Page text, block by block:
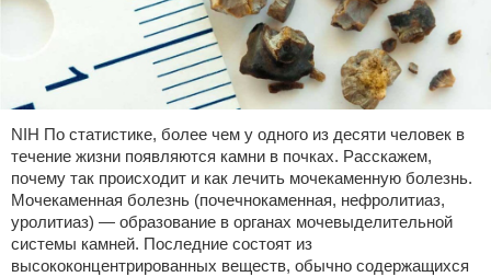
NIH По статистике, более чем у одного из десяти человек в
течение жизни появляются камни в почках. Расскажем,
почему так происходит и как лечить мочекаменную болезнь.
Мочекаменная болезнь (почечнокаменная, нефролитиаз,
уролитиаз) — образование в органах мочевыделительной
системы камней. Последние состоят из
высококонцентрированных веществ, обычно содержащихся